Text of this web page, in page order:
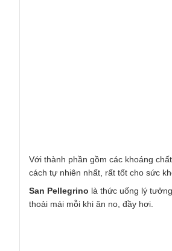
Với thành phần gồm các khoáng
cách tự nhiên nhất, rất tốt cho sức
San Pellegrino là thức uống lý
thoải mái mỗi khi ăn no, đầy hơi.